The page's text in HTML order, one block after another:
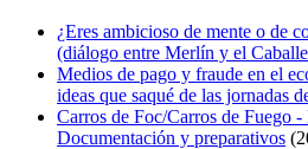
¿Eres ambicioso de mente o de
(diálogo entre Merlín y el
Medios de pago y fraude en el
ideas que saqué de las jornadas
Carros de Foc/Carros de Fuego
Documentación y preparativos